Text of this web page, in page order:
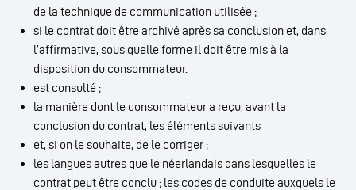
de la technique de communication utilisée ;
si le contrat doit être archivé après sa conclusion et, dans
l’affirmative, sous quelle forme il doit être mis à la
disposition du consommateur.
est consulté ;
la manière dont le consommateur a reçu, avant la
conclusion du contrat, les éléments suivants
et, si on le souhaite, de le corriger ;
les langues autres que le néerlandais dans lesquelles le
contrat peut être conclu ; les codes de conduite auxquels le